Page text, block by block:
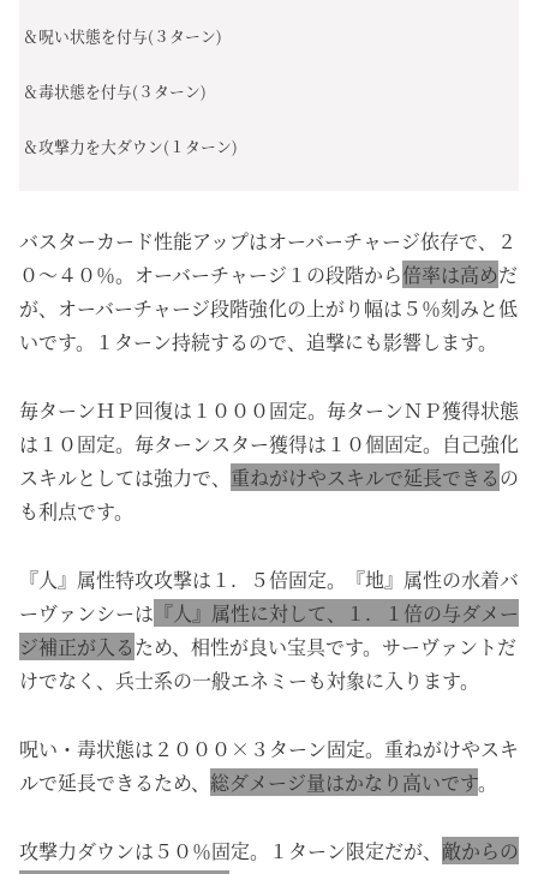
＆呪い状態を付与(３ターン)
＆毒状態を付与(３ターン)
＆攻撃力を大ダウン(１ターン)
バスターカード性能アップはオーバーチャージ依存で、２
０～４０％。オーバーチャージ１の段階から倍率は高めだ
が、オーバーチャージ段階強化の上がり幅は５％刻みと低
いです。１ターン持続するので、追撃にも影響します。
毎ターンＨＰ回復は１０００固定。毎ターンＮＰ獲得状態
は１０固定。毎ターンスター獲得は１０個固定。自己強化
スキルとしては強力で、 重ねがけやスキルで延長できるの
も利点です。
『人』属性特攻攻撃は１．５倍固定。『地』属性の水着バ
ーヴァンシーは 『人』属性に対して、１．１倍の与ダメー
ジ補正が入るため、相性が良い宝具です。サーヴァントだ
けでなく、兵士系の一般エネミーも対象に入ります。
呪い・毒状態は２０００×３ターン固定。重ねがけやスキ
ルで延長できるため、 総ダメージ量はかなり高いです。
攻撃力ダウンは５０％固定。１ターン限定だが、 敵からの